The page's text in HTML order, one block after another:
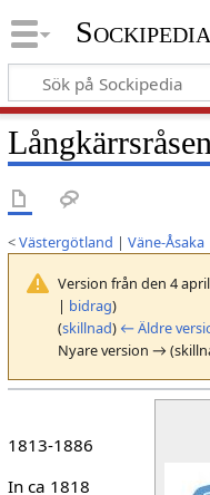
Sockipedia
Långkärrsråsen
<Västergötland | Väne-Åsaka
Version från den 4
| bidrag)
(skillnad) ← Äldre
Nyare version →
1813-1886
In ca 1818